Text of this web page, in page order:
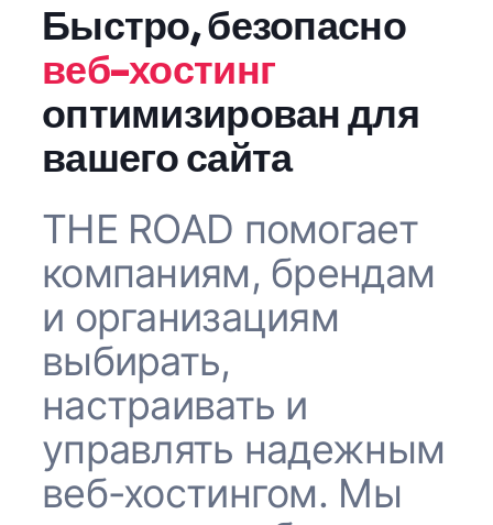
Быстро, безопасно
веб-хостинг
оптимизирован для
вашего сайта
THE ROAD помогает
компаниям, брендам
и организациям
выбирать,
настраивать и
управлять надежным
веб-хостингом. Мы